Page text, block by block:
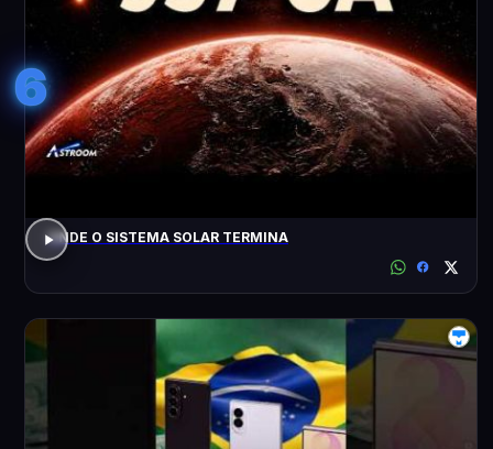
6
ONDE O SISTEMA SOLAR TERMINA